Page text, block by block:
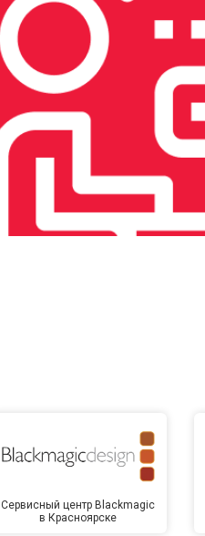
Сервисный центр Blackmagic
в Красноярске